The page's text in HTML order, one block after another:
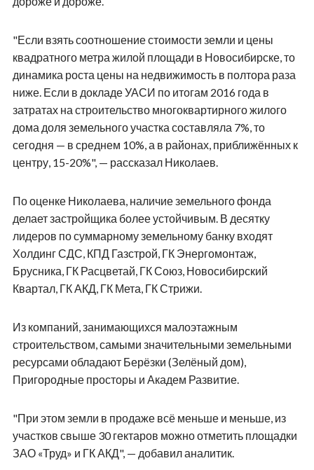
"Если взять соотношение стоимости земли и цены
квадратного метра жилой площади в Новосибирске, то
динамика роста цены на недвижимость в полтора раза
ниже. Если в докладе УАСИ по итогам 2016 года в
затратах на строительство многоквартирного жилого
дома доля земельного участка составляла 7%, то
сегодня — в среднем 10%, а в районах, приближённых к
центру, 15-20%", — рассказал Николаев.
По оценке Николаева, наличие земельного фонда
делает застройщика более устойчивым. В десятку
лидеров по суммарному земельному банку входят
Холдинг СДС, КПД Газстрой, ГК Энергомонтаж,
Брусника, ГК Расцветай, ГК Союз, Новосибирский
Квартал, ГК АКД, ГК Мета, ГК Стрижи.
Из компаний, занимающихся малоэтажным
строительством, самыми значительными земельными
ресурсами обладают Берёзки (Зелёный дом),
Пригородные просторы и Академ Развитие.
"При этом земли в продаже всё меньше и меньше, из
участков свыше 30 гектаров можно отметить площадки
ЗАО «Труд» и ГК АКД", — добавил аналитик.